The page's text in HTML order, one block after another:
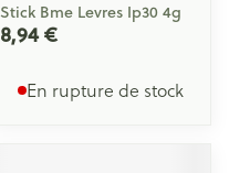
Stick Bme Levres Ip30 4g
8,94 €
En rupture de stock